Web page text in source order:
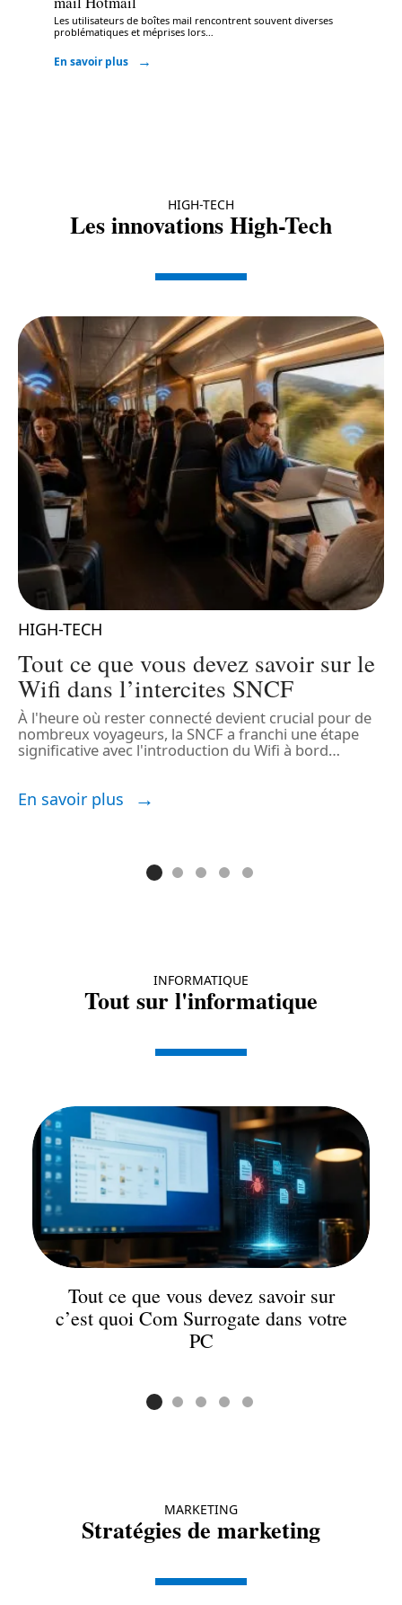
Les utilisateurs de boîtes mail rencontrent souvent diverses
problématiques et méprises lors…
En savoir plus
HIGH-TECH
Les innovations High-Tech
HIGH-TECH
Tout ce que vous devez savoir sur le
Wifi dans l’intercites SNCF
À l'heure où rester connecté devient crucial pour de
nombreux voyageurs, la SNCF a franchi une étape
significative avec l'introduction du Wifi à bord…
En savoir plus
INFORMATIQUE
Tout sur l'informatique
Tout ce que vous devez savoir sur
c’est quoi Com Surrogate dans votre
PC
MARKETING
Stratégies de marketing